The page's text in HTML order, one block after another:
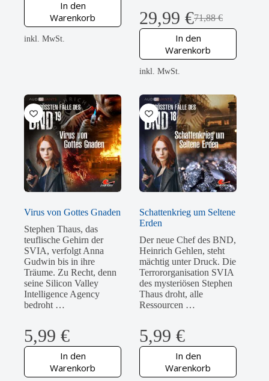
In den
Warenkorb
inkl. MwSt.
71,88€
Ursprünglicher
Preis
war:
71,88 €
29,99€
Aktueller
Preis
ist:
29,99 €.
In den
Warenkorb
inkl. MwSt.
Virus von Gottes Gnaden
Stephen Thaus, das
teuflische Gehirn der
SVIA, verfolgt Anna
Gudwin bis in ihre
Träume. Zu Recht, denn
seine Silicon Valley
Intelligence Agency
bedroht …
5,99 €
In den
Warenkorb
Schattenkrieg um Seltene
Erden
Der neue Chef des BND,
Heinrich Gehlen, steht
mächtig unter Druck. Die
Terrororganisation SVIA
des mysteriösen Stephen
Thaus droht, alle
Ressourcen …
5,99€
In den
Warenkorb